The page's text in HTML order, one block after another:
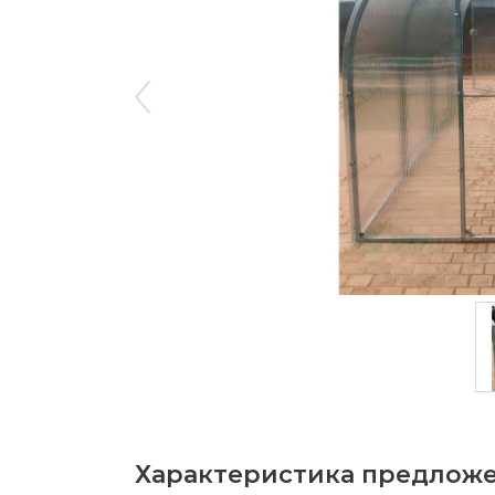
Характеристика